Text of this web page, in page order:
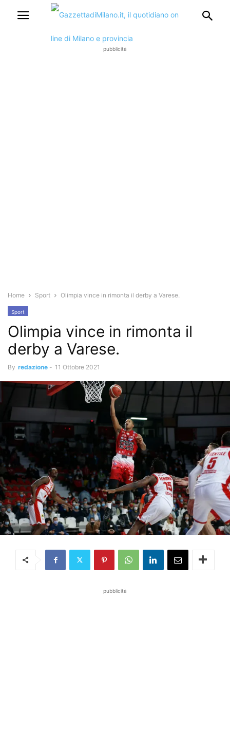
pubblicità
Home Sport Olimpia vince in rimonta il derby a Varese.
Sport
Olimpia vince in rimonta il
derby a Varese.
By redazione - 11 Ottobre 2021
pubblicità